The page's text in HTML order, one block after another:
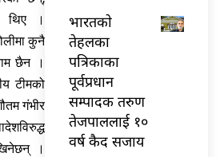
थिए ।
कुनै
छैन ।
टीमको
गंभीर
।
भारतकाे
तेहलका
पत्रिकाका
पूर्वप्रधान
सम्पादक तरुण
तेजपाललाई १०
वर्ष कैद सजाय